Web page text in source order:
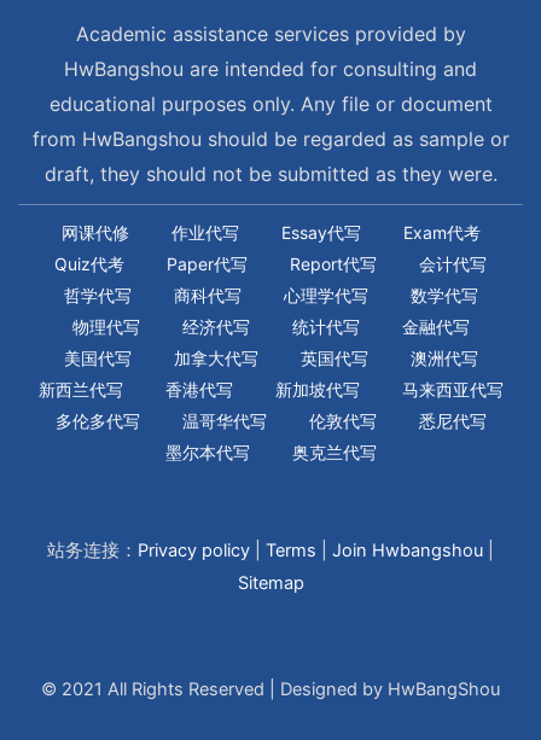
Academic assistance services provided by
HwBangshou are intended for consulting and
educational purposes only. Any file or document
from HwBangshou should be regarded as sample or
draft, they should not be submitted as they were.
网课代修 作业代写 Essay代写
Exam代考
Quiz代考
Paper代写 Report代写
会计代写
哲学代写
商科代写 心理学代写
数学代写
物理代写
经济代写 统计代写
金融代写
美国代写
加拿大代写 英国代写
澳洲代写
新西兰代写
香港代写 新加坡代写
马来西亚代写
多伦多代写
温哥华代写 伦敦代写
悉尼代写
墨尔本代写
奥克兰代写
© 2021 All Rights Reserved | Designed by HwBangShou
站务连接： Privacy policy Terms Join Hwbangshou
Sitemap